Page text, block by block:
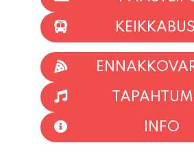
INFO